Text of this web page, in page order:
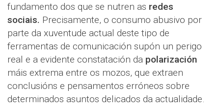
fundamento dos que se nutren as redes
sociais. Precisamente, o consumo abusivo por
parte da xuventude actual deste tipo de
ferramentas de comunicación supón un perigo
real e a evidente constatación da polarización
máis extrema entre os mozos, que extraen
conclusións e pensamentos erróneos sobre
determinados asuntos delicados da actualidade.